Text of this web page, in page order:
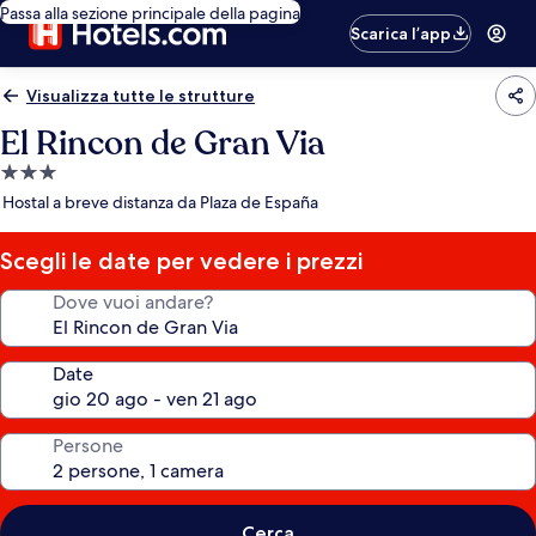
Passa alla sezione principale della pagina
Scarica l’app
Visualizza tutte le strutture
El Rincon de Gran Via
Struttura
a
stelle
Hostal a breve distanza da Plaza de España
Scegli le date per vedere i prezzi
Dove vuoi andare?
Date
Persone